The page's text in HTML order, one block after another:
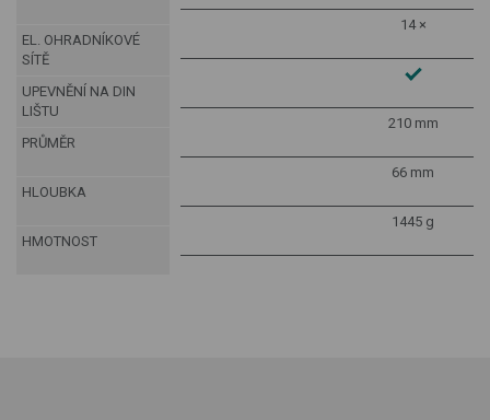
EL. OHRADNÍKOVÉ
SÍTĚ
UPEVNĚNÍ NA DIN
LIŠTU
PRŮMĚR
HLOUBKA
HMOTNOST
14 ×
210 mm
66 mm
1445 g